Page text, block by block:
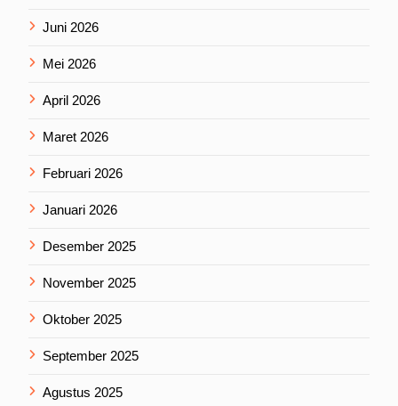
Juni 2026
Mei 2026
April 2026
Maret 2026
Februari 2026
Januari 2026
Desember 2025
November 2025
Oktober 2025
September 2025
Agustus 2025